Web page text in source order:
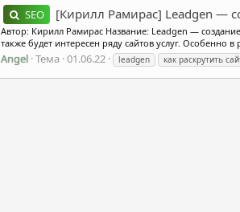
SEO [Кирилл Рамирас] Leadgen —
Автор: Кирилл Рамирас Название: Leadgen —
также будет интересен ряду сайтов услуг.
Angel Тема 01.06.22 leadgen как раскрутить